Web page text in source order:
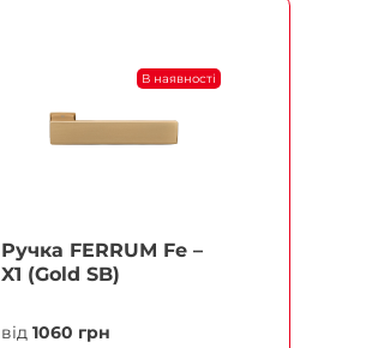
В наявності
Ручка FERRUМ Fe –
X1 (Gold SB)
від 1060 грн